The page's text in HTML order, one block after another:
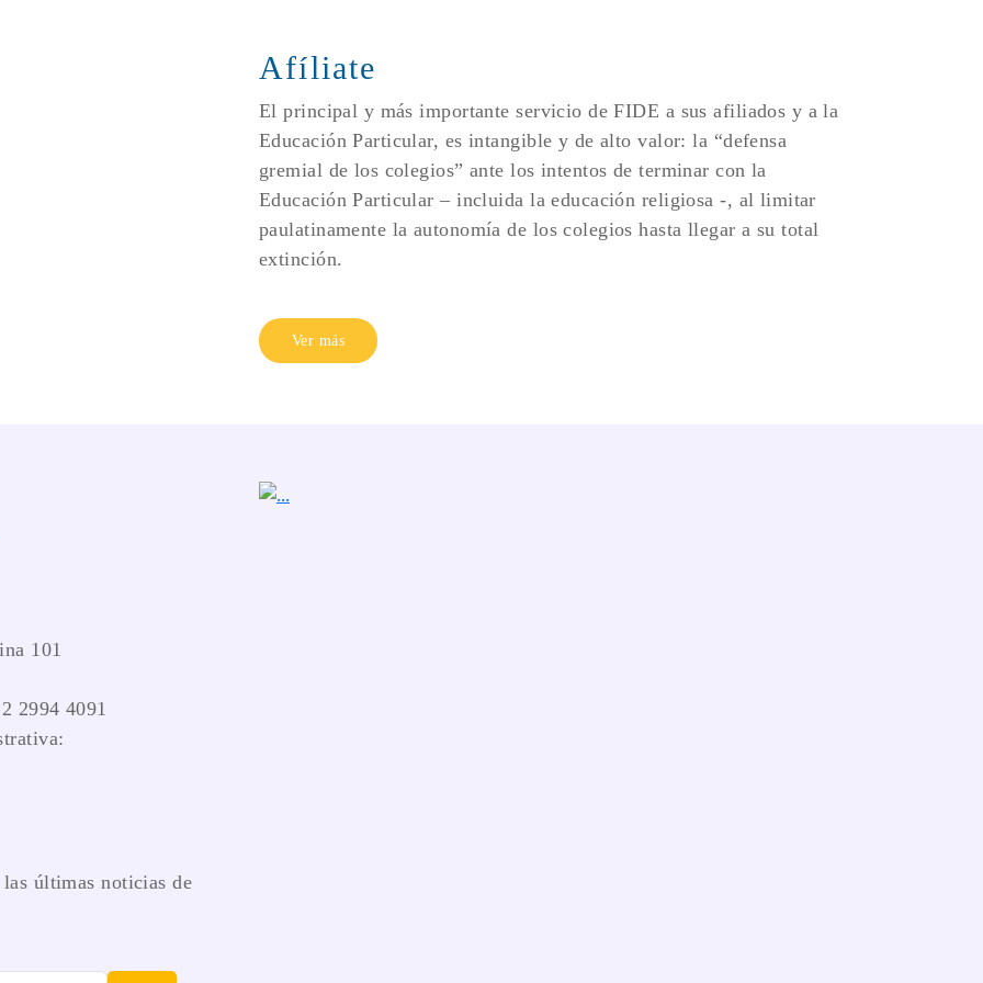
Afíliate
El principal y más importante servicio de FIDE a sus afiliados y a la
Educación Particular, es intangible y de alto valor: la “defensa
gremial de los colegios” ante los intentos de terminar con la
Educación Particular – incluida la educación religiosa -, al limitar
paulatinamente la autonomía de los colegios hasta llegar a su total
extinción.
Ver más
101
2994 4091
últimas noticias de